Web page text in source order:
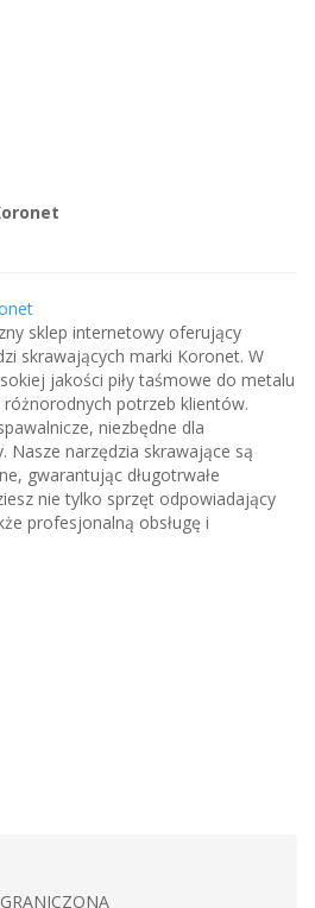
sklep internetowy oferujący
skrawających marki Koronet. W
jakości piły taśmowe do metalu
potrzeb klientów.
niezbędne dla
narzędzia skrawające są
gwarantując długotrwałe
nie tylko sprzęt odpowiadający
profesjonalną obsługę i